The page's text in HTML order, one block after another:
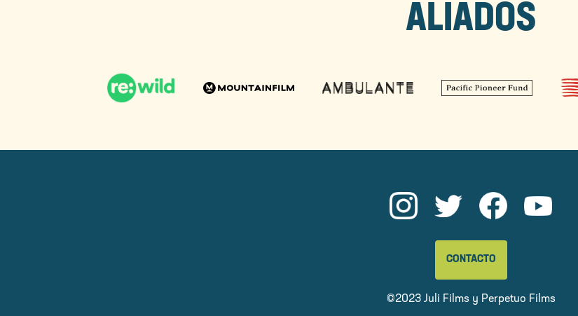
ALIADOS
CONTACTO
©2023 Juli Films y Perpetuo Films